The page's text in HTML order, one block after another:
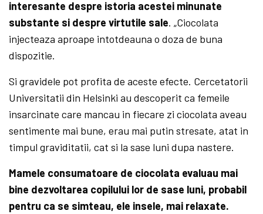
interesante despre istoria acestei minunate
substante si despre virtutile sale. „Ciocolata
injecteaza aproape intotdeauna o doza de buna
dispozitie.
Si gravidele pot profita de aceste efecte. Cercetatorii
Universitatii din Helsinki au descoperit ca femeile
insarcinate care mancau in fiecare zi ciocolata aveau
sentimente mai bune, erau mai putin stresate, atat in
timpul graviditatii, cat si la sase luni dupa nastere.
Mamele consumatoare de ciocolata evaluau mai
bine dezvoltarea copilului lor de sase luni, probabil
pentru ca se simteau, ele insele, mai relaxate.